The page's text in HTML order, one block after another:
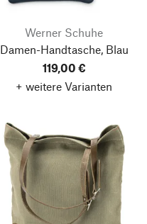
Werner Schuhe
Damen-Handtasche, Blau
119,00 €
+ weitere Varianten